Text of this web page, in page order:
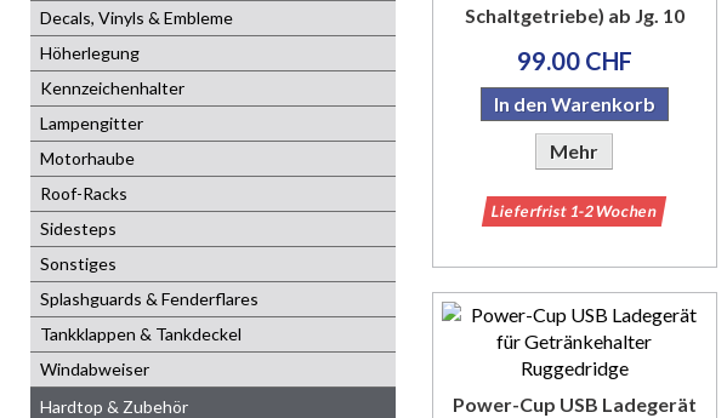
Decals, Vinyls & Embleme
Höherlegung
Kennzeichenhalter
Lampengitter
Motorhaube
Roof-Racks
Sidesteps
Sonstiges
Splashguards & Fenderflares
Tankklappen & Tankdeckel
Windabweiser
Hardtop & Zubehör
Schaltgetriebe) ab Jg. 10
99.00 CHF
In den Warenkorb
Mehr
Lieferfrist 1-2 Wochen
Power-Cup USB Ladegerät